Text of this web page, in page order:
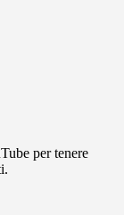
per tenere